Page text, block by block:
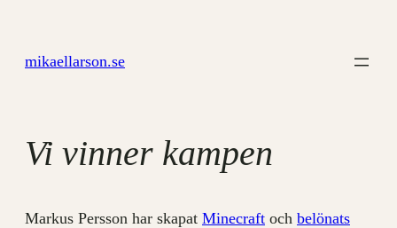
innehåll
mikaellarson.se
Vi vinner kampen
Markus Persson har skapat Minecraft och belönats